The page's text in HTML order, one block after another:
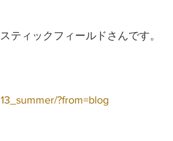
ティックフィールドさんです。
?from=blog